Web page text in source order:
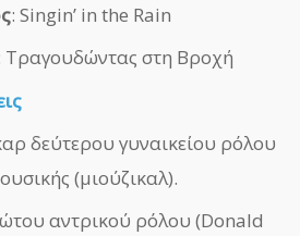
: Singin’ in the Rain
Τραγουδώντας στη Βροχή
δεύτερου γυναικείου ρόλου
(μιούζικαλ).
αντρικού ρόλου (Donald